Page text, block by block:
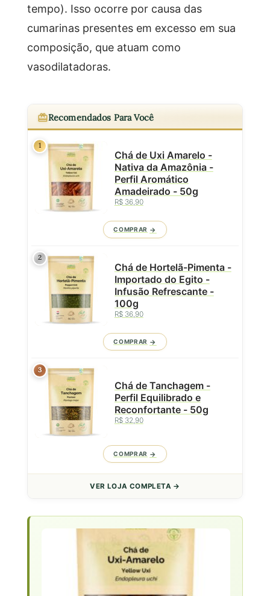
tempo). Isso ocorre por causa das
cumarinas presentes em excesso em sua
composição, que atuam como
vasodilatadoras.
Recomendados Para Você
1
Chá de Uxi Amarelo -
Nativa da Amazônia -
Perfil Aromático
Amadeirado - 50g
R$ 36,90
COMPRAR
2
Chá de Hortelã-Pimenta -
Importado do Egito -
Infusão Refrescante -
100g
R$ 36,90
COMPRAR
3
Chá de Tanchagem -
Perfil Equilibrado e
Reconfortante - 50g
R$ 32,90
COMPRAR
VER LOJA COMPLETA →